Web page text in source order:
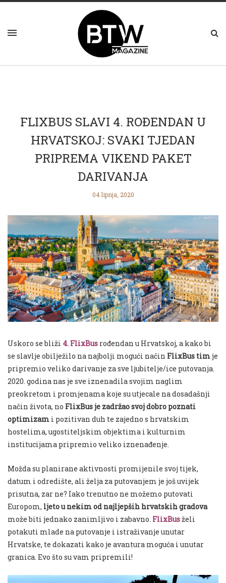
FLIXBUS SLAVI 4. ROĐENDAN U
HRVATSKOJ: SVAKI TJEDAN
PRIPREMA VIKEND PAKET
DARIVANJA
04 lipnja, 2020
Uskoro se bliži 4. FlixBus rođendan u Hrvatskoj, a kako bi
se slavlje obilježilo na najbolji mogući način FlixBus timje
pripremio veliko darivanje za sve ljubitelje/ice putovanja.
2020. godina nas je sve iznenadila svojim naglim
preokretom i promjenama koje su utjecale na dosadašnji
način života, no FlixBus je zadržao svoj dobro poznati
optimizam i pozitivan duh te zajedno s hrvatskim
hostelima, ugostiteljskim objektima i kulturnim
institucijama pripremio veliko iznenađenje.
Možda su planirane aktivnosti promijenile svoj tijek,
datum i odredište, ali želja za putovanjem je još uvijek
prisutna, zar ne? Iako trenutno ne možemo putovati
Europom, ljeto u nekim od najljepših hrvatskih gradova
može biti jednako zanimljivo i zabavno. FlixBusželi
potakuti mlade na putovanje i istraživanje unutar
Hrvatske, te dokazati kako je avantura moguća i unutar
granica. Evo što su vam pripremili!